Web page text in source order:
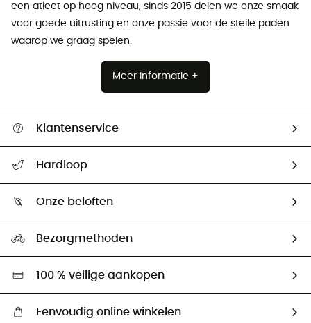
een atleet op hoog niveau, sinds 2015 delen we onze smaak
voor goede uitrusting en onze passie voor de steile paden
waarop we graag spelen.
Meer informatie +
Klantenservice
Mijn zending volgen
Retourzendingen & Terugbetalingen
Hardloop
Ambassadeurs
Onze beloften
Hardgreen
Bezorgmethoden
100 % veilige aankopen
Eenvoudig online winkelen